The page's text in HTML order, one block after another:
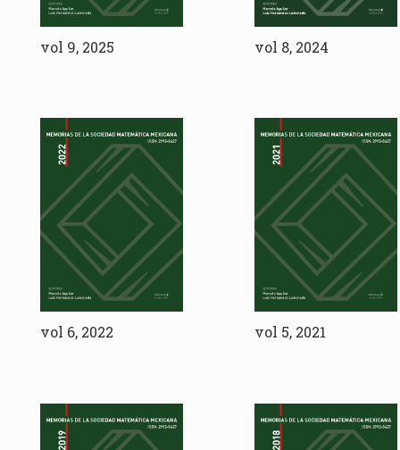
vol 9, 2025 vol 8, 2024
vol 6, 2022 vol 5, 2021